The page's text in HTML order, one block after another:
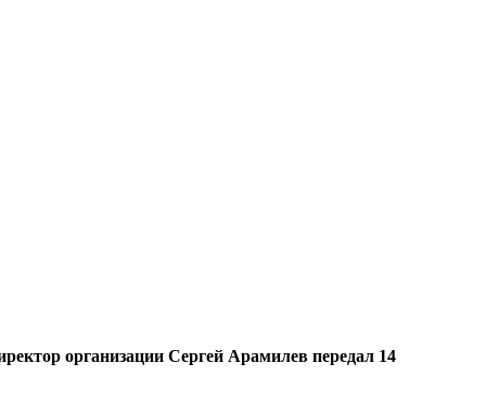
организации Сергей Арамилев передал 14